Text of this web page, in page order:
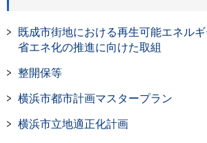
既成市街地における再生可能エネル
省エネ化の推進に向けた取組
整開保等
横浜市都市計画マスタープラン
横浜市立地適正化計画